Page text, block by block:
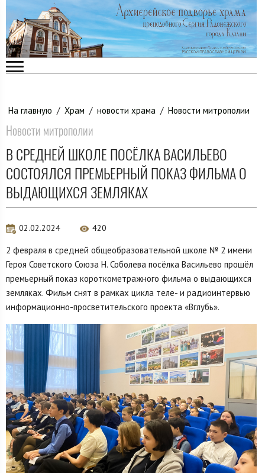
На главную / Храм / новости храма / Новости митрополии
Новости митрополии
В СРЕДНЕЙ ШКОЛЕ ПОСЁЛКА ВАСИЛЬЕВО
СОСТОЯЛСЯ ПРЕМЬЕРНЫЙ ПОКАЗ ФИЛЬМА О
ВЫДАЮЩИХСЯ ЗЕМЛЯКАХ
02.02.2024 420
2 февраля в средней общеобразовательной школе № 2 имени
Героя Советского Союза Н. Соболева посёлка Васильево прошёл
премьерный показ короткометражного фильма о выдающихся
земляках. Фильм снят в рамках цикла теле- и радиоинтервью
информационно-просветительского проекта «Вглубь».